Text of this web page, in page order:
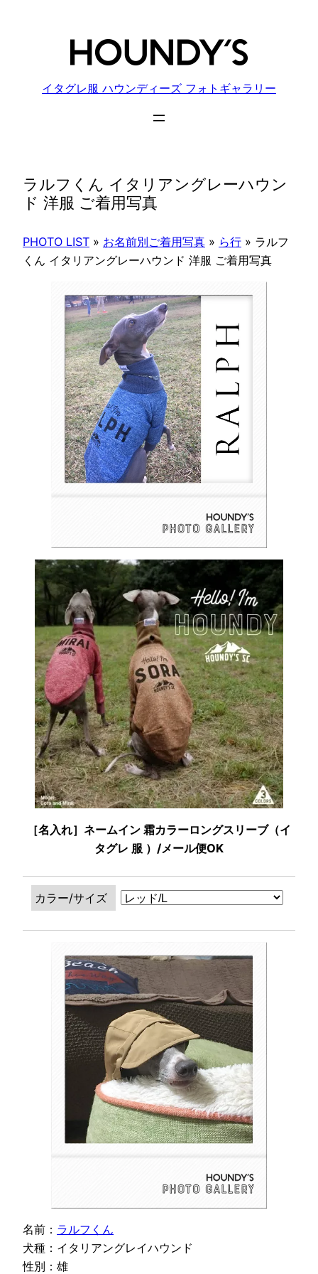
イタグレ服 ハウンディーズ フォトギャラリー
ラルフくん イタリアングレーハウン
ド 洋服 ご着用写真
PHOTO LIST » お名前別ご着用写真 » ら行 » ラルフ
くん イタリアングレーハウンド 洋服 ご着用写真
［名入れ］ネームイン 霜カラーロングスリーブ（イ
タグレ 服 ）/メール便OK
カラー/サイズ
名前： ラルフくん
犬種：イタリアングレイハウンド
性別：雄